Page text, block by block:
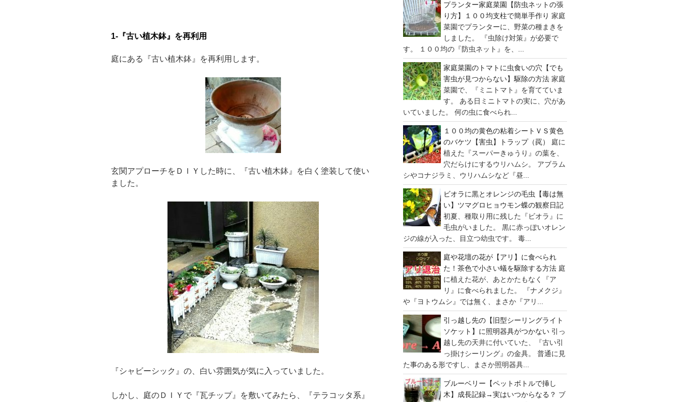
1- 『古い植木鉢』を再利用
庭にある『古い植木鉢』を再利用します。
玄関アプローチをＤＩＹした時に、『古い植木鉢』を白く塗装して使い
ました。
『シャビーシック』の、白い雰囲気が気に入っていました。
しかし、庭のＤＩＹで『瓦チップ』を敷いてみたら、『テラコッタ系』
プランター家庭菜園【防虫ネットの張
り方】１００均支柱で簡単手作り 家庭
菜園でプランターに、野菜の種まきを
しました。 『虫除け対策』が必要で
す。 １００均の『防虫ネット』を、...
家庭菜園のトマトに虫食いの穴【でも
害虫が見つからない】駆除の方法 家庭
菜園で、『ミニトマト』を育てていま
す。 ある日ミニトマトの実に、穴があ
いていました。 何の虫に食べられ...
１００均の黄色の粘着シートＶＳ黄色
のバケツ【害虫】トラップ（罠）
庭に
植えた『スーパーきゅうり』の葉を、
穴だらけにするウリハムシ。 アブラム
シやコナジラミ、ウリハムシなど『昼...
ビオラに黒とオレンジの毛虫【毒は無
い】ツマグロヒョウモン蝶の観察日記
初夏、種取り用に残した『ビオラ』に
毛虫がいました。 黒に赤っぽいオレン
ジの線が入った、目立つ幼虫です。 毒...
庭や花壇の花が【アリ】に食べられ
た！茶色で小さい蟻を駆除する方法 庭
に植えた花が、あとかたもなく『ア
リ』に食べられました。 『ナメクジ』
や『ヨトウムシ』では無く、まさか『アリ...
引っ越し先の【旧型シーリングライト
ソケット】に照明器具がつかない 引っ
越し先の天井に付いていた、『古い引
っ掛けシーリング』の金具。 普通に見
た事のある形ですし、まさか照明器具...
ブルーベリー【ペットボトルで挿し
木】成長記録→実はいつからなる？ ブ